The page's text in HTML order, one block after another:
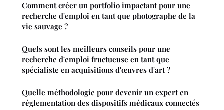
Comment créer un portfolio impactant pour une
recherche d'emploi en tant que photographe de la
vie sauvage ?
Quels sont les meilleurs conseils pour une
recherche d'emploi fructueuse en tant que
spécialiste en acquisitions d'œuvres d'art ?
Quelle méthodologie pour devenir un expert en
réglementation des dispositifs médicaux connectés